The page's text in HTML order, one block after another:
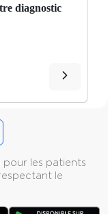
pour
diagnostic
pour les patients
le